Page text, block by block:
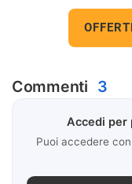
Commenti 3
Accedi per
Puoi accedere